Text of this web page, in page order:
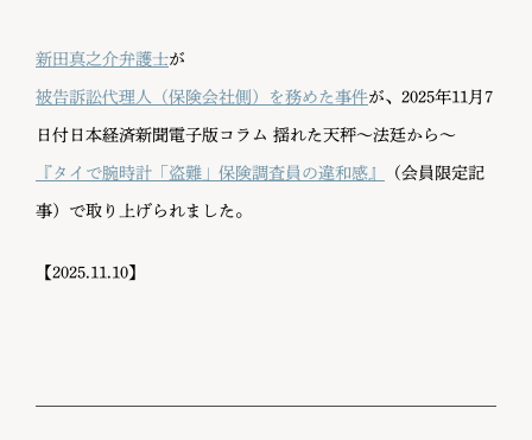
新田真之介弁護士が
被告訴訟代理人（保険会社側）を務めた事件が、2025年11月7
日付日本経済新聞電子版コラム 揺れた天秤～法廷から～
『タイで腕時計「盗難」保険調査員の違和感』 （会員限定記
事）で取り上げられました。
【2025.11.10】